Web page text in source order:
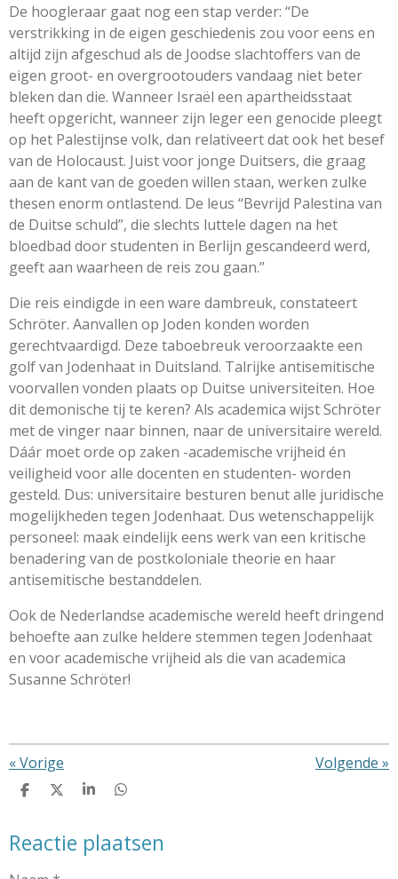
De hoogleraar gaat nog een stap verder: “De
verstrikking in de eigen geschiedenis zou voor eens en
altijd zijn afgeschud als de Joodse slachtoffers van de
eigen groot- en overgrootouders vandaag niet beter
bleken dan die. Wanneer Israël een apartheidsstaat
heeft opgericht, wanneer zijn leger een genocide pleegt
op het Palestijnse volk, dan relativeert dat ook het besef
van de Holocaust. Juist voor jonge Duitsers, die graag
aan de kant van de goeden willen staan, werken zulke
thesen enorm ontlastend. De leus “Bevrijd Palestina van
de Duitse schuld”, die slechts luttele dagen na het
bloedbad door studenten in Berlijn gescandeerd werd,
geeft aan waarheen de reis zou gaan.”
Die reis eindigde in een ware dambreuk, constateert
Schröter. Aanvallen op Joden konden worden
gerechtvaardigd. Deze taboebreuk veroorzaakte een
golf van Jodenhaat in Duitsland. Talrijke antisemitische
voorvallen vonden plaats op Duitse universiteiten. Hoe
dit demonische tij te keren? Als academica wijst Schröter
met de vinger naar binnen, naar de universitaire wereld.
Dáár moet orde op zaken -academische vrijheid én
veiligheid voor alle docenten en studenten- worden
gesteld. Dus: universitaire besturen benut alle juridische
mogelijkheden tegen Jodenhaat. Dus wetenschappelijk
personeel: maak eindelijk eens werk van een kritische
benadering van de postkoloniale theorie en haar
antisemitische bestanddelen.
Ook de Nederlandse academische wereld heeft dringend
behoefte aan zulke heldere stemmen tegen Jodenhaat
en voor academische vrijheid als die van academica
Susanne Schröter!
«Vorige Volgende »
D
e
n
D
l
S
r
e
D
e
n
Reactie plaatsen